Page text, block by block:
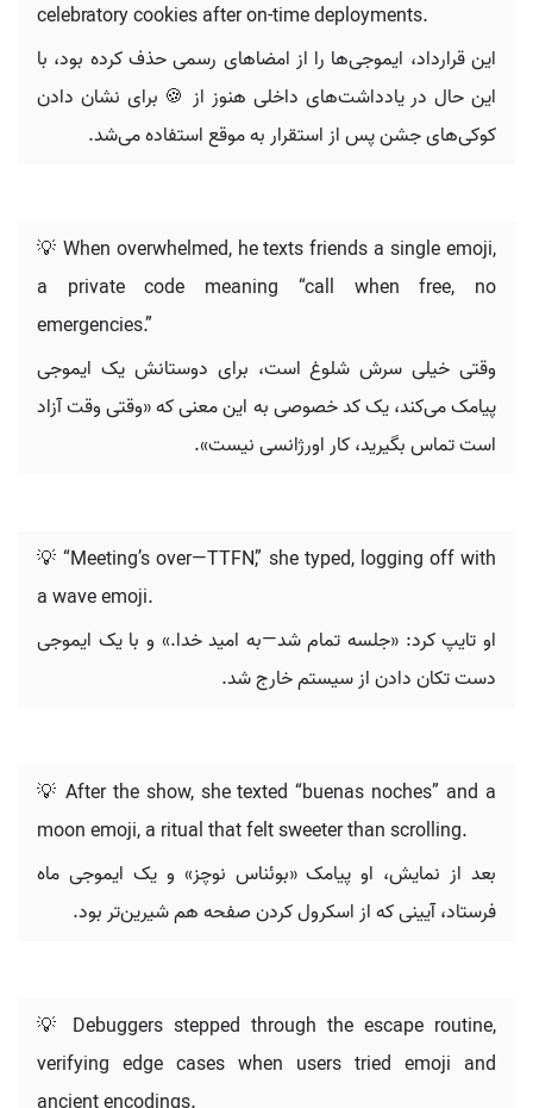
celebratory cookies after on-time deployments.
این قرارداد، ایموجی‌ها را از امضاهای رسمی حذف کرده بود، با
این حال در یادداشت‌های داخلی هنوز از 🍪 برای نشان دادن
کوکی‌های جشن پس از استقرار به موقع استفاده می‌شد.
💡 When overwhelmed, he texts friends a single emoji,
a private code meaning “call when free, no
emergencies.”
وقتی خیلی سرش شلوغ است، برای دوستانش یک ایموجی
پیامک می‌کند، یک کد خصوصی به این معنی که «وقتی وقت آزاد
است تماس بگیرید، کار اورژانسی نیست».
💡 “Meeting’s over—TTFN,” she typed, logging off with
a wave emoji.
او تایپ کرد: «جلسه تمام شد—به امید خدا.» و با یک ایموجی
دست تکان دادن از سیستم خارج شد.
💡 After the show, she texted “buenas noches” and a
moon emoji, a ritual that felt sweeter than scrolling.
بعد از نمایش، او پیامک «بوئناس نوچز» و یک ایموجی ماه
فرستاد، آیینی که از اسکرول کردن صفحه هم شیرین‌تر بود.
💡 Debuggers stepped through the escape routine,
verifying edge cases when users tried emoji and